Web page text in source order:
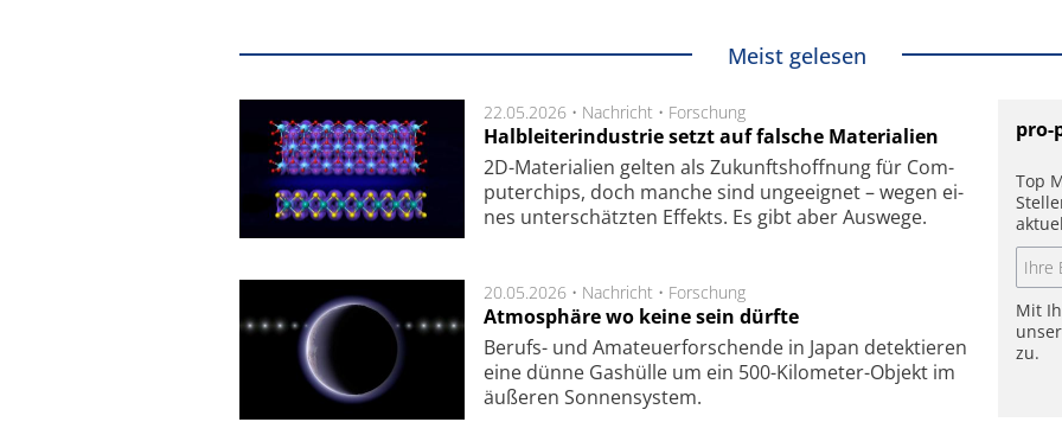
Meist gelesen
22.05.2026 • Nachricht • Forschung
Halbleiterindustrie setzt auf falsche Materialien
2D-Mate­ri­a­li­en gel­ten als Zu­kunfts­hoff­nung für Com­
pu­ter­chips, doch man­che sind un­ge­eig­net – we­gen ei­
nes un­ter­schätz­ten Ef­fekts. Es gibt aber Aus­we­ge.
20.05.2026 • Nachricht • Forschung
Atmosphäre wo keine sein dürfte
Berufs- und Ama­teuer­for­schen­de in Japan de­tek­tie­ren
eine dün­ne Gas­hül­le um ein 500-Kilo­meter-Objekt im
äu­ße­ren Son­nen­sys­tem.
pro-
Top
Mit
zu.